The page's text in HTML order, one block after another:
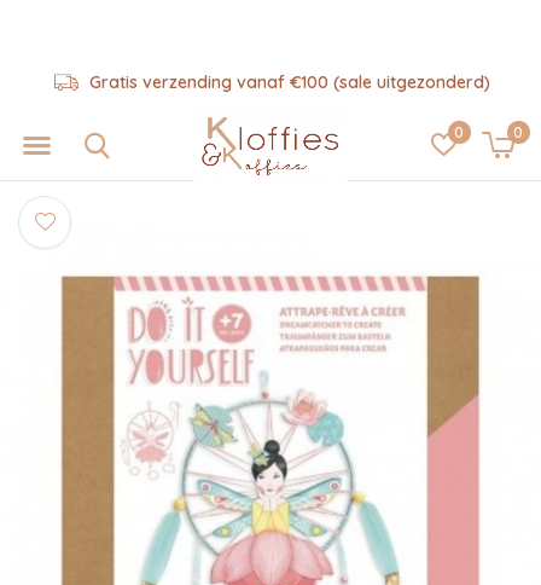
0 0
Gratis verzending vanaf €100 (sale uitgezonderd)